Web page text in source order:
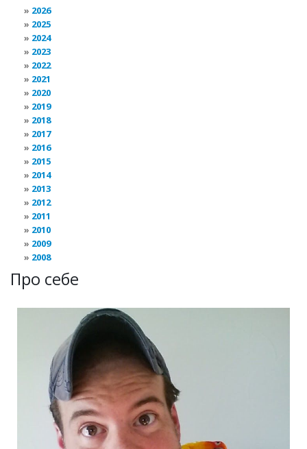
2026
2025
2024
2023
2022
2021
2020
2019
2018
2017
2016
2015
2014
2013
2012
2011
2010
2009
2008
Про себе